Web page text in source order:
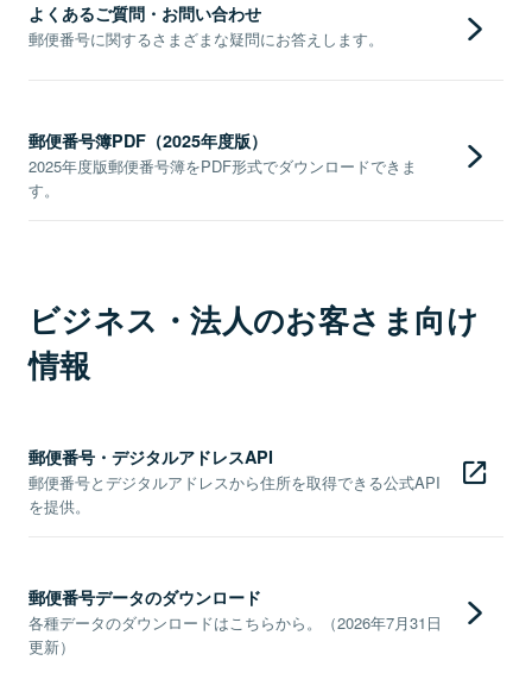
よくあるご質問・お問い合わせ
郵便番号に関するさまざまな疑問にお答えします。
郵便番号簿PDF（2025年度版）
2025年度版郵便番号簿をPDF形式でダウンロードできま
す。
ビジネス・法人のお客さま向け
情報
郵便番号・デジタルアドレスAPI
郵便番号とデジタルアドレスから住所を取得できる公式API
を提供。
郵便番号データのダウンロード
各種データのダウンロードはこちらから。（2026年7月31日
更新）